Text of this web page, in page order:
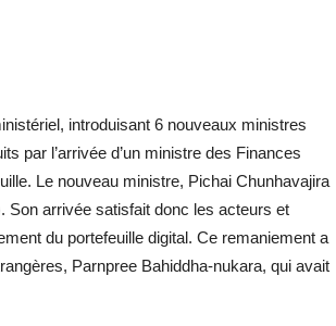
introduisant 6 nouveaux ministres
par l’arrivée d’un ministre des Finances
Le nouveau ministre, Pichai Chunhavajira
Son arrivée satisfait donc les acteurs et
du portefeuille digital. Ce remaniement a
Parnpree Bahiddha-nukara, qui avait